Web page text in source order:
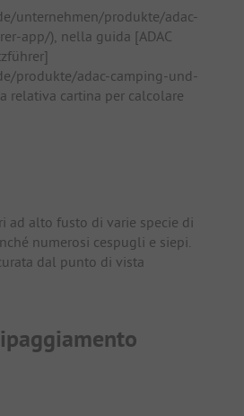
unternehmen/produkte/adac-
app/), nella guida [ADAC
produkte/adac-camping-und-
relativa cartina per calcolare
ad alto fusto di varie specie di
numerosi cespugli e siepi.
dal punto di vista